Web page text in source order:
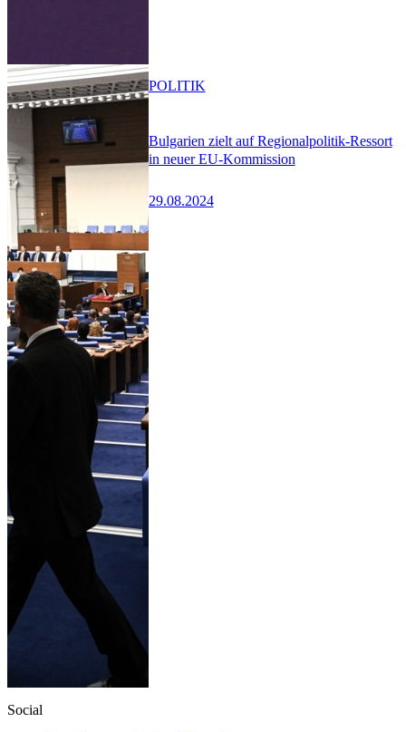
Bulgarien zielt auf Regionalpolitik-Ressort
in neuer EU-Kommission
29.08.2024
POLITIK
Social